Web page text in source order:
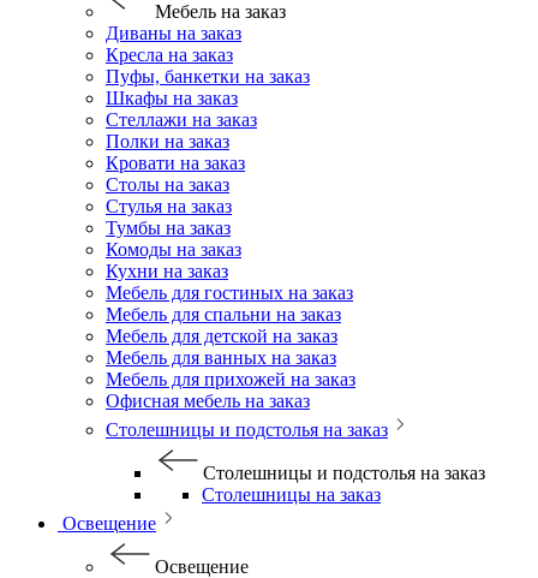
Мебель на заказ
Диваны на заказ
Кресла на заказ
Пуфы, банкетки на заказ
Шкафы на заказ
Стеллажи на заказ
Полки на заказ
Кровати на заказ
Столы на заказ
Стулья на заказ
Тумбы на заказ
Комоды на заказ
Кухни на заказ
Мебель для гостиных на заказ
Мебель для спальни на заказ
Мебель для детской на заказ
Мебель для ванных на заказ
Мебель для прихожей на заказ
Офисная мебель на заказ
Столешницы и подстолья на заказ
Столешницы и подстолья на заказ
Столешницы на заказ
Освещение
Освещение